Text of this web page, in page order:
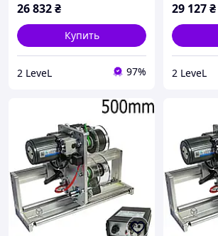
26 832₴
Купить
2 LeveL 97%
29 127₴
2 LeveL